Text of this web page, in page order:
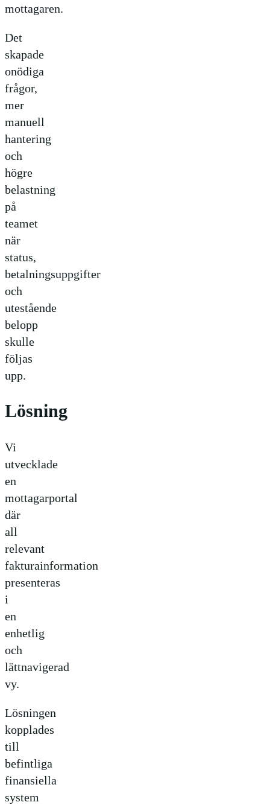
mottagaren.
Det
skapade
onödiga
frågor,
mer
manuell
hantering
och
högre
belastning
på
teamet
när
status,
betalningsuppgifter
och
utestående
belopp
skulle
följas
upp.
Lösning
Vi
utvecklade
en
mottagarportal
där
all
relevant
fakturainformation
presenteras
i
en
enhetlig
och
lättnavigerad
vy.
Lösningen
kopplades
till
befintliga
finansiella
system